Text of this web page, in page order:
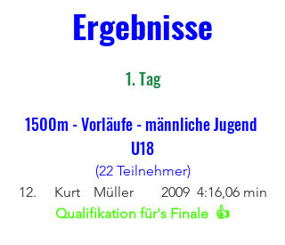
Ergebnisse
1. Tag
1500m - Vorläufe - männliche Jugend
U18
(22 Teilnehmer)
12. 	Kurt	 Müller 	2009 	4:16,06 min
Qualifikation für's Finale  👍